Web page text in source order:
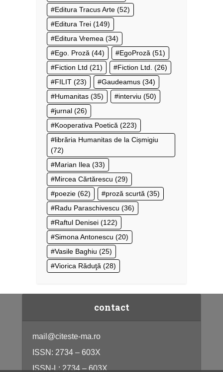
Editura Tracus Arte (52)
Editura Trei (149)
Editura Vremea (34)
Ego. Proză (44) EgoProză (51)
Fiction Ltd (21) Fiction Ltd. (26)
FILIT (23) Gaudeamus (34)
Humanitas (35) interviu (50)
jurnal (26)
Kooperativa Poetică (223)
librăria Humanitas de la Cișmigiu
(72)
Marian Ilea (33)
Mircea Cărtărescu (29)
poezie (62) proză scurtă (35)
Radu Paraschivescu (36)
Raftul Denisei (122)
Simona Antonescu (20)
Vasile Baghiu (25)
Viorica Răduţă (28)
contact
mail@citeste-ma.ro
ISSN: 2734 – 603X
ISSN-L: 2734 – 603X